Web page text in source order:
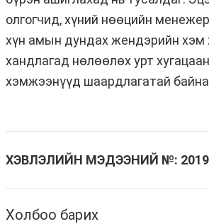
олгогчид, хүний нөөцийн
хүн амын дундах жендэрийн хэм
хандлагад нөлөөлөх урт
хэмжээнүүд шаардлагатай
ХЭВЛЭЛИЙН МЭДЭЭНИЙ №:
Холбоо барих